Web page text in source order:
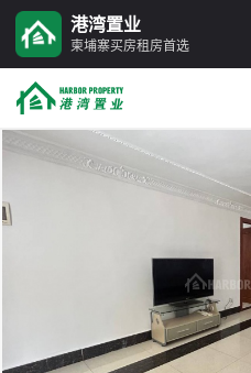
港湾置业
柬埔寨买房租房首选